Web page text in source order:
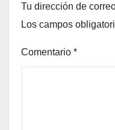
Tu dirección de
Los campos
Comentario *